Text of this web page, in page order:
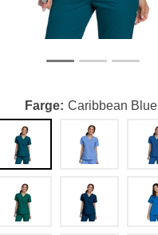
Farge Caribbean Blue